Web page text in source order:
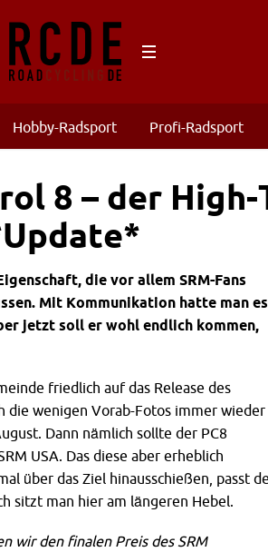
Hobby-Radsport Profi-Radsport
8 – der High-
die vor allem SRM-Fans
Mit Kommunikation hatte man es
jetzt soll er wohl endlich kommen,
friedlich auf das Release des
die wenigen Vorab-Fotos immer wieder
Dann nämlich sollte der PC8
USA. Das diese aber erheblich
über das Ziel hinausschießen, passt
sitzt man hier am längeren Hebel.
wir den finalen Preis des SRM